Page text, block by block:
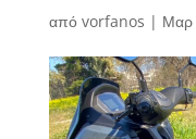
από vorfanos | Μαρ